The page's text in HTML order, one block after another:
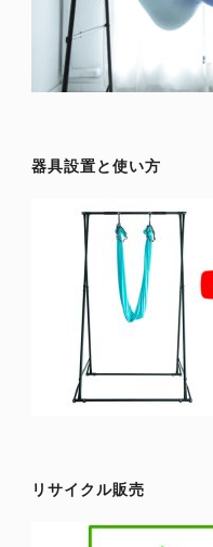
器具設置と使い方
リサイクル販売